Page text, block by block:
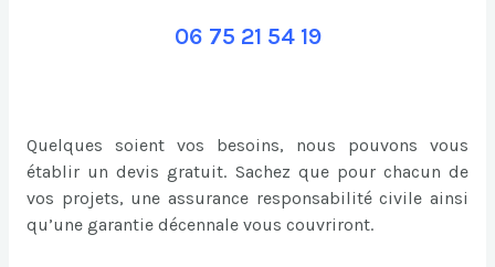
06 75 21 54 19
Quelques soient vos besoins, nous pouvons vous
établir un devis gratuit. Sachez que pour chacun de
vos projets, une assurance responsabilité civile ainsi
qu’une garantie décennale vous couvriront.